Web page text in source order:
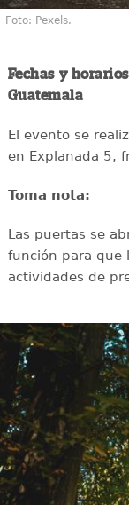
Foto: Pexels.
Fechas y
Guatemala
El evento se
en Explanada 5,
Toma nota:
Las puertas se
función para que
actividades de